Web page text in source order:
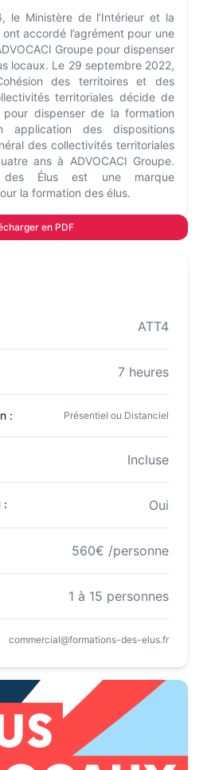
le Ministère de l’Intérieur et la
accordé l’agrément pour une
Groupe pour dispenser
locaux. Le 29 septembre 2022,
des territoires et des
territoriales décide de
pour dispenser de la formation
des dispositions
des collectivités territoriales
ans à ADVOCACI Groupe.
des Élus est une marque
la formation des élus.
en PDF
ATT4
7 heures
: Présentiel ou Distanciel
Incluse
: Oui
560€ /personne
1 à 15 personnes
commercial@formations-des-elus.fr